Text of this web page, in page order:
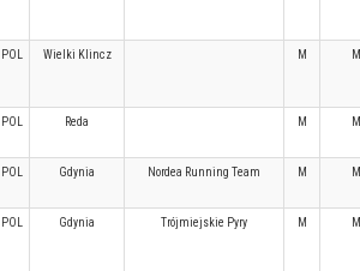
POL Wielki Klincz M
POL Reda M
POL Gdynia Nordea Running Team M
POL Gdynia Trójmiejskie Pyry M